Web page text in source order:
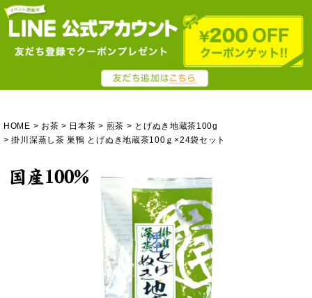
HOME お茶 日本茶 煎茶
とげぬき地蔵茶100g
掛川深蒸し茶 巣鴨 とげぬき地蔵茶100ｇ×24袋セット